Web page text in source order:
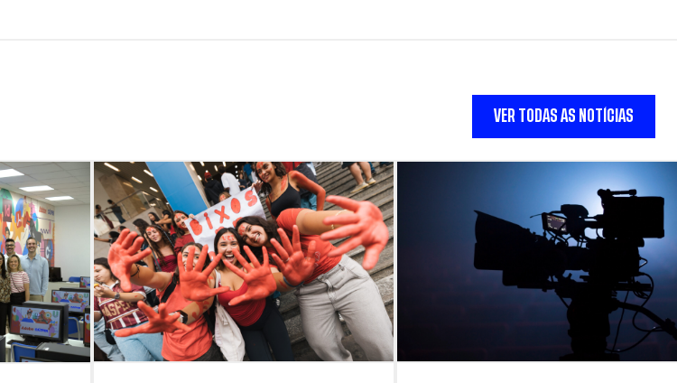
VER TODAS AS NOTÍCIAS